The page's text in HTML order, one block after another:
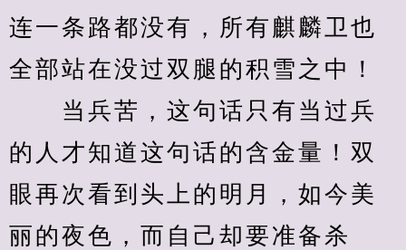
连一条路都没有，所有麒麟卫也
全部站在没过双腿的积雪之中！
当兵苦，这句话只有当过兵
的人才知道这句话的含金量！双
眼再次看到头上的明月，如今美
丽的夜色，而自己却要准备杀